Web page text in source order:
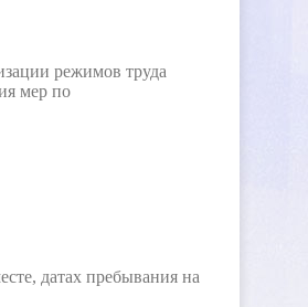
режимов труда
мер по
датах пребывания на